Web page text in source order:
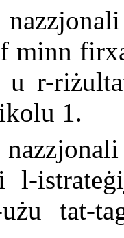
minn
r-
1.
l-
użu tat-